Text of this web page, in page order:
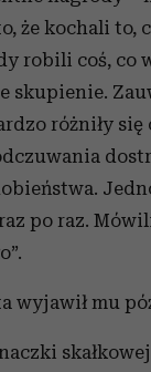
że kochali to,
robili coś, co
skupienie.
różniły się
po raz.
wyjawił mu